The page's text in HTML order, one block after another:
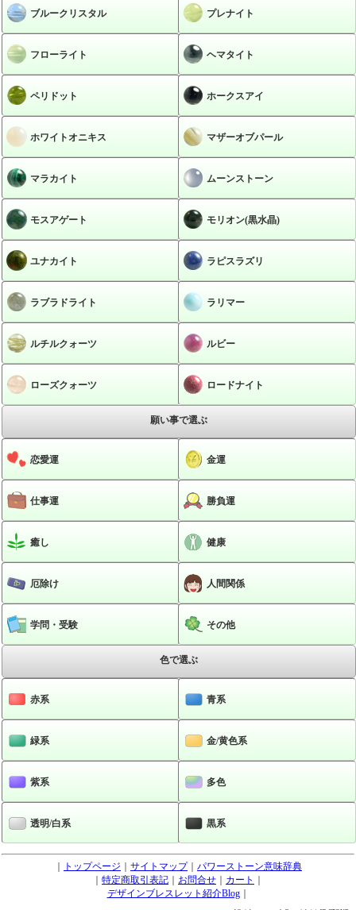
ブルークリスタル プレナイト
フローライト ヘマタイト
ペリドット ホークスアイ
ホワイトオニキス マザーオブパール
マラカイト ムーンストーン
モスアゲート モリオン(黒水晶)
ユナカイト ラピスラズリ
ラブラドライト ラリマー
ルチルクォーツ ルビー
ローズクォーツ ロードナイト
願い事で選ぶ
恋愛運 金運
仕事運 勝負運
癒し 健康
厄除け 人間関係
学問・受験 その他
色で選ぶ
赤系 青系
緑系 金/黄色系
紫系 多色
透明/白系 黒系
トップページ サイトマップ｜ パワーストーン意味辞典
特定商取引表記 お問合せ カート
デザインブレスレット紹介Blog｜